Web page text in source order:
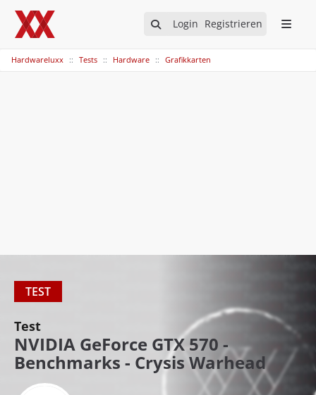
Login Registrieren
Hardwareluxx Tests Hardware Grafikkarten
TEST
Test
NVIDIA GeForce GTX 570 -
Benchmarks - Crysis Warhead